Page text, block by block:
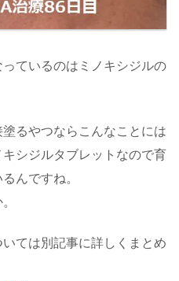
ているのはミノキシジルの
るやつならこんなことには
シジルタブレットなので育
んですね。
ては別記事に詳しくまとめ